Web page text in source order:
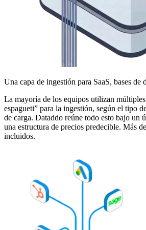
Una capa de ingestión para SaaS, bases de
La mayoría de los equipos utilizan
espagueti” para la ingestión, según el tipo
de carga. Dataddo reúne todo esto bajo un
una estructura de precios predecible. Más
incluidos.